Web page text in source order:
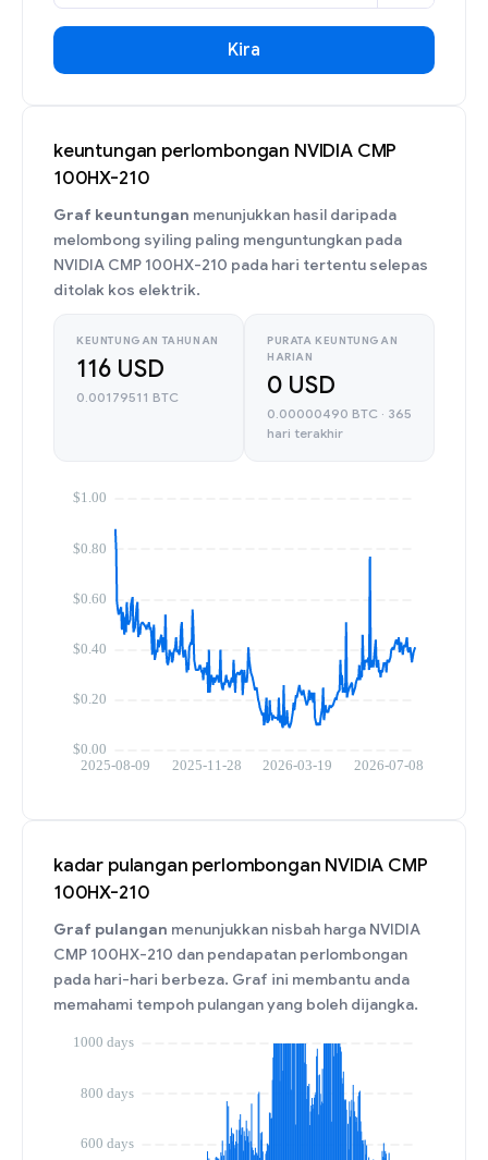
Kira
keuntungan perlombongan NVIDIA CMP
100HX-210
Graf keuntungan menunjukkan hasil daripada
melombong syiling paling menguntungkan pada
NVIDIA CMP 100HX-210 pada hari tertentu selepas
ditolak kos elektrik.
KEUNTUNGAN TAHUNAN
116 USD
0.00179511 BTC
PURATA KEUNTUNGAN
HARIAN
0 USD
0.00000490 BTC · 365
hari terakhir
kadar pulangan perlombongan NVIDIA CMP
100HX-210
Graf pulangan menunjukkan nisbah harga NVIDIA
CMP 100HX-210 dan pendapatan perlombongan
pada hari-hari berbeza. Graf ini membantu anda
memahami tempoh pulangan yang boleh dijangka.